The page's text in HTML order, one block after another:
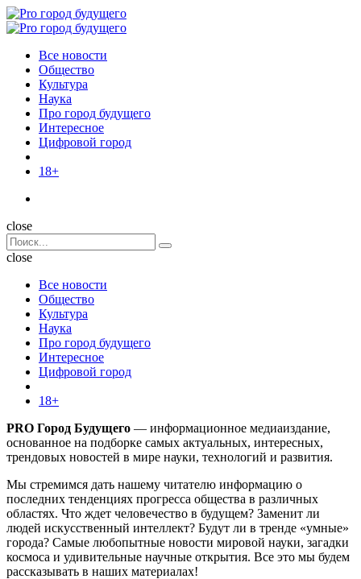
Menu
Поиск
Menu
Pro
Все новости
Общество
Культура
Наука
Про город будущего
Интересное
Цифровой город
18+
Поиск
close
Search
for:
Поиск
close
Все новости
Общество
Культура
Наука
Про город будущего
Интересное
Цифровой город
18+
PRO Город Будущего — информационное медиаиздание,
основанное на подборке самых актуальных, интересных,
трендовых новостей в мире науки, технологий и развития.
Мы стремимся дать нашему читателю информацию о
последних тенденциях прогресса общества в различных
областях. Что ждет человечество в будущем? Заменит ли
людей искусственный интеллект? Будут ли в тренде «умные»
города? Самые любопытные новости мировой науки, загадки
космоса и удивительные научные открытия. Все это мы будем
рассказывать в наших материалах!